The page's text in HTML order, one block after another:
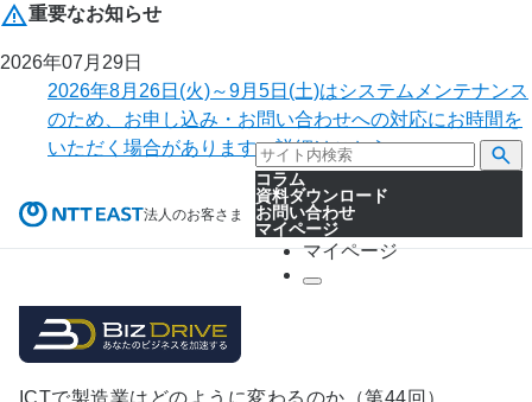
重要なお知らせ
2026年07月29日
2026年8月26日(火)～9月5日(土)はシステムメンテナンス
のため、お申し込み・お問い合わせへの対応にお時間を
いただく場合があります。詳細はこちら。
法人のお客さま
コラム
資料ダウンロード
お問い合わせ
マイページ
マイページ
ICTで製造業はどのように変わるのか（第44回）